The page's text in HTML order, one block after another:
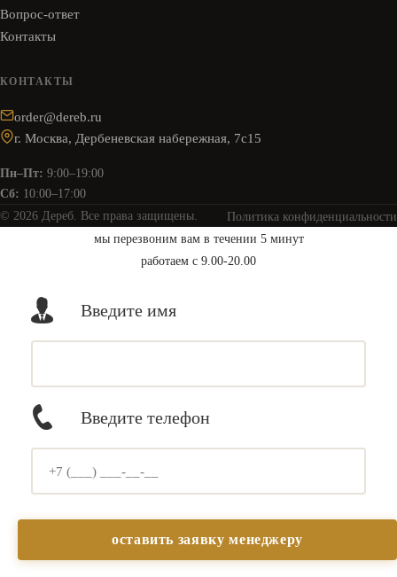
Вопрос-ответ
Контакты
КОНТАКТЫ
order@dereb.ru
г. Москва, Дербеневская набережная, 7с15
Пн–Пт: 9:00–19:00
Сб: 10:00–17:00
© 2026 Дереб. Все права защищены.
Политика конфиденциальности
мы перезвоним вам в течении 5 минут
работаем с 9.00-20.00
Введите имя
Введите телефон